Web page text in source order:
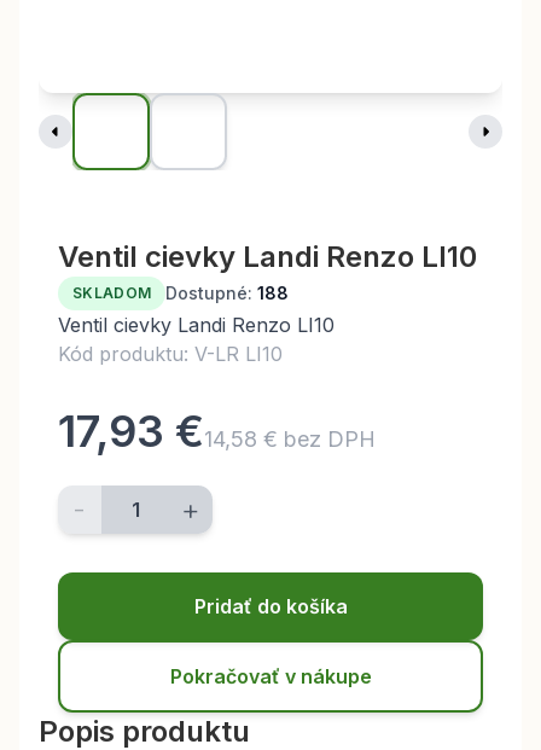
Ventil cievky Landi Renzo LI10
SKLADOM Dostupné: 188
Ventil cievky Landi Renzo LI10
Kód produktu: V-LR LI10
17,93 €14,58 € bez DPH
- +
Pridať do košíka
Pokračovať v nákupe
Popis produktu